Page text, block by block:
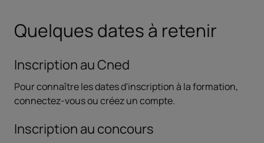
Quelques dates à retenir
Inscription au Cned
Pour connaître les dates d'inscription à la formation,
connectez-vous ou créez un compte.
Inscription au concours